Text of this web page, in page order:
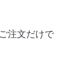
注文だけで